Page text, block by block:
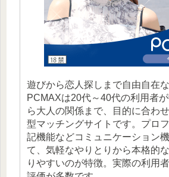
遊びから恋人探しまで自由自在
PCMAXは20代～40代の利用者
ら大人の関係まで、目的に合わ
型マッチングサイトです。プロ
記機能などコミュニケーション
て、気軽なやりとりから本格的
りやすいのが特徴。実際の利用